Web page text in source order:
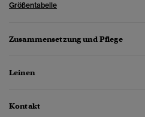
Größentabelle
Zusammensetzung und Pflege
Leinen
Kontakt